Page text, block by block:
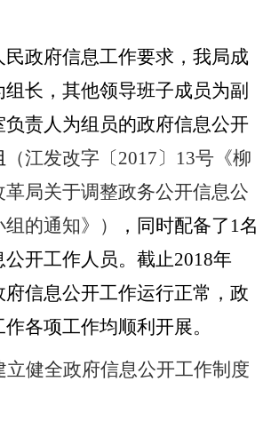
民政府信息工作要求，我局成
长，其他领导班子成员为副
负责人为组员的政府信息公开
（江发改字〔2017〕 13号《柳
局关于调整政务公开信息公
的通知》）
，同时配备了 1名
开工作人员。截止2018年
府信息公开工作运行正常，政
各项工作均顺利开展。
立健全政府信息公开工作制度